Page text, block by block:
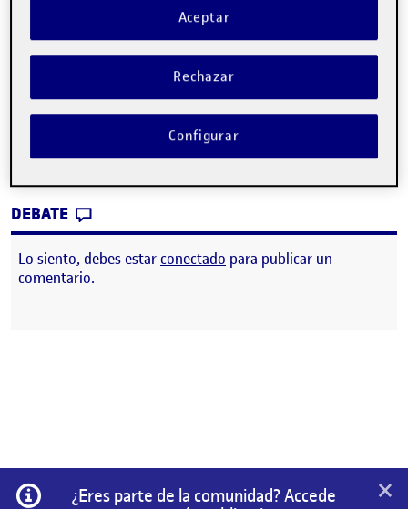
Fecha de publicacióncomentario
LINK AL VÍDEO
DEBATE
Lo siento, debes estarconectado para publicar un
comentario.
Información
¿Eres parte de la comunidad? Accede
×
Rechazar
Aceptar
Configurar